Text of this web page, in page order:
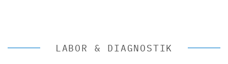
LABOR & DIAGNOSTIK